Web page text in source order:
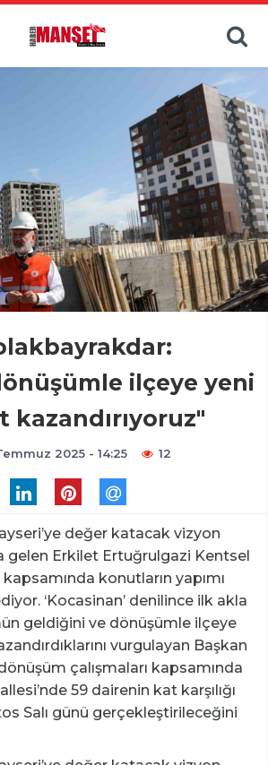
ilçeye yeni
kazandırıyoruz"
2025 - 14:25 12
değer katacak vizyon
gelen Erkilet Ertuğrulgazi Kentsel
konutların yapımı
‘Kocasinan’ denilince ilk akla
geldiğini ve dönüşümle ilçeye
vurgulayan Başkan
çalışmaları kapsamında
59 dairenin kat karşılığı
Salı günü gerçekleştirileceğini